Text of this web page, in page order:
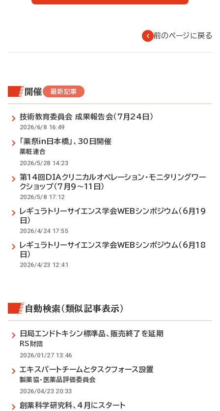
前のページに戻る
開催 最新記事
技術教育委員会 成果報告会（7月24日）
2026/6/8 16:49
「薬祭in日本橋」、30日開催
薬粧連合
2026/5/28 14:23
第14回DIAクリニカルオペレーション・モニタリングワー
クショップ（7月9～11日）
2026/5/8 17:12
レギュラトリーサイエンス学会WEBシンポジウム（6月19
日）
2026/4/24 17:55
レギュラトリーサイエンス学会WEBシンポジウム（6月18
日）
2026/4/23 12:41
自動検索（類似記事表示）
日局エンドトキシン標準品、販売終了を延期
RS財団
2026/01/27 13:46
エキスパートチームとタスクフォース設置
製薬協・医薬品評価委員会
2026/04/23 20:33
創薬科学研究科、4月にスタート